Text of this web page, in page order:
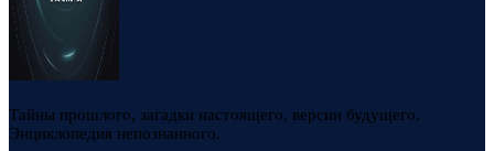
Тайны прошлого, загадки настоящего, версии будущего.
Энциклопедия непознанного.